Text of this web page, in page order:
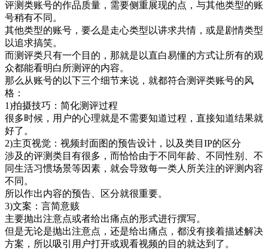
评测类账号的作品质量，需要侧重展现的点，与其他类型的账
号稍有不同。
其他类型的账号，要么是走心类型以讲求共情，或是剧情类型
以追求搞笑。
而测评类只有一个目的，那就是以直白易懂的方式让所有的观
众都能看明白所测评的内容。
那么从账号的以下三个细节来说，就都符合测评类账号的风
格：
1)拍摄技巧：简化测评过程
很多时候，用户的心理就是不需要知道过程，直接知道结果就
好了。
2)主页视觉：视频封面图的预告设计，以及类目IP的区分
涉及的评测类目有很多，而恰恰由于不同年龄、不同性别、不
同生活习惯场景等因素，就会导致每一类人所关注的评测内容
不同。
所以作出内容的预告、区分就很重要。
3)文案：言简意赅
主要抛出注意点或者给出痛点的形式进行撰写。
但是无论是抛出注意点，还是给出痛点，都没有接着描述解决
方案，所以吸引用户打开或观看视频的目的就达到了。